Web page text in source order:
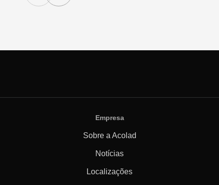
Empresa
Sobre a Acolad
Notícias
Localizações